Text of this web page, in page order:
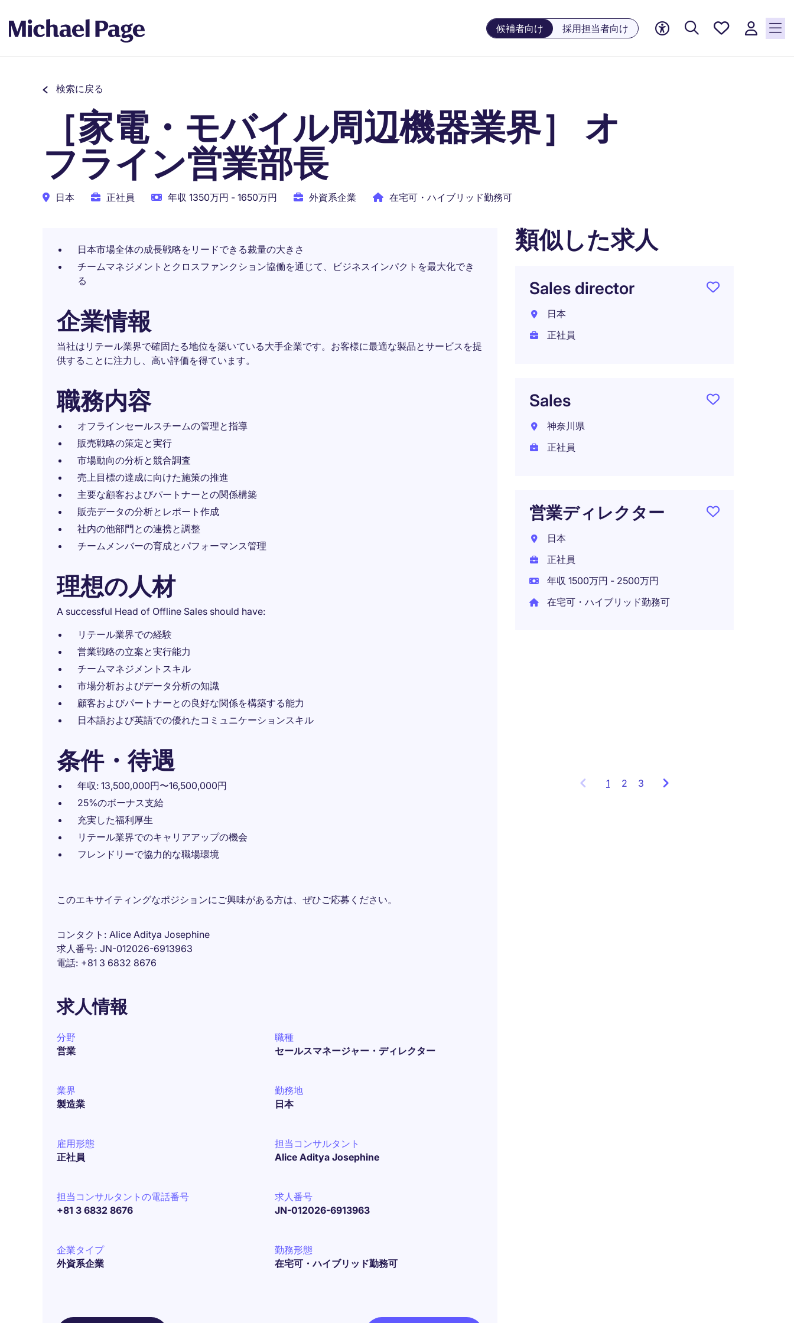
候補者向け 採用担当者向け
お気に
検索に戻る
［家電・モバイル周辺機器業界］ オ
フライン営業部長
日本 正社員 年収 1350万円 - 1650万円 外資系企業 在宅可・ハイブリッド勤務可
日本市場全体の成長戦略をリードできる裁量の大きさ
チームマネジメントとクロスファンクション協働を通じて、ビジネスインパクトを最大化でき
る
企業情報
当社はリテール業界で確固たる地位を築いている大手企業です。お客様に最適な製品とサービスを提
供することに注力し、高い評価を得ています。
職務内容
オフラインセールスチームの管理と指導
販売戦略の策定と実行
市場動向の分析と競合調査
売上目標の達成に向けた施策の推進
主要な顧客およびパートナーとの関係構築
販売データの分析とレポート作成
社内の他部門との連携と調整
チームメンバーの育成とパフォーマンス管理
理想の人材
A successful Head of Offline Sales should have:
リテール業界での経験
営業戦略の立案と実行能力
チームマネジメントスキル
市場分析およびデータ分析の知識
顧客およびパートナーとの良好な関係を構築する能力
日本語および英語での優れたコミュニケーションスキル
条件・待遇
年収: 13,500,000円〜16,500,000円
25%のボーナス支給
充実した福利厚生
リテール業界でのキャリアアップの機会
フレンドリーで協力的な職場環境
このエキサイティングなポジションにご興味がある方は、ぜひご応募ください。
コンタクト
Alice Aditya Josephine
求人番号 JN-012026-6913963
電話 +81 3 6832 8676
求人情報
分野
営業
職種
セールスマネージャー・ディレクター
業界
製造業
勤務地
日本
雇用形態
正社員
担当コンサルタント
Alice Aditya Josephine
担当コンサルタントの電話番号
+81 3 6832 8676
求人番号
JN-012026-6913963
企業タイプ
外資系企業
勤務形態
在宅可・ハイブリッド勤務可
類似した求人
Sales director
日本
正社員
Sales
神奈川県
正社員
営業ディレクター
日本
正社員
年収 1500万円 - 2500万円
在宅可・ハイブリッド勤務可
1 Showing
2 3